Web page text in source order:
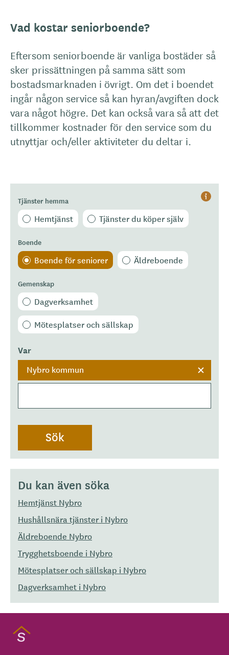
Hjälp
Tjänster hemma
Hemtjänst Tjänster du köper själv
Boende
Boende för seniorer Äldreboende
Gemenskap
Dagverksamhet
Mötesplatser och sällskap
Var
Nybro kommun
Du kan även söka
Hemtjänst Nybro
Hushållsnära tjänster i Nybro
Äldreboende Nybro
Trygghetsboende i Nybro
Mötesplatser och sällskap i Nybro
Dagverksamhet i Nybro
Vad kostar seniorboende?
Eftersom seniorboende är vanliga bostäder så
sker prissättningen på samma sätt som
bostadsmarknaden i övrigt. Om det i boendet
ingår någon service så kan hyran/avgiften dock
vara något högre. Det kan också vara så att det
tillkommer kostnader för den service som du
utnyttjar och/eller aktiviteter du deltar i.